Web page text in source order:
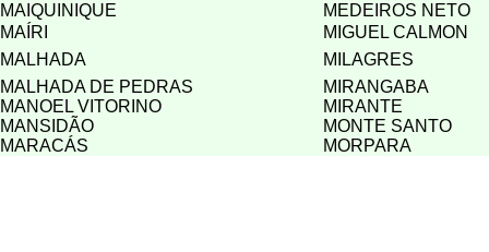
MAIQUINIQUE
MEDEIROS NETO
MAÍRI
MIGUEL CALMON
MALHADA
MILAGRES
MALHADA DE PEDRAS
MIRANGABA
MANOEL VITORINO
MIRANTE
MANSIDÃO
MONTE SANTO
MARACÁS
MORPARA